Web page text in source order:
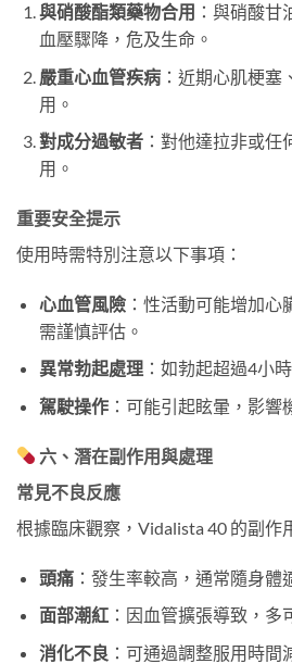
與硝酸酯類藥物合用 ：與硝酸
血壓驟降，危及生命。
嚴重心血管疾病：近期心肌梗塞
用。
對成分過敏者：對他達拉非或任
用。
重要安全提示
使用時需特別注意以下事項：
心血管風險：性活動可能增加心
需謹慎評估。
異常勃起處理：如勃起超過4小
駕駛操作：可能引起眩暈，影響
六、潛在副作用與處理
常見不良反應
根據臨床觀察，Vidalista 40 的副作
頭痛：發生率較高，通常隨身體
面部潮紅：因血管擴張導致，多
消化不良 ：可通過調整服用時間